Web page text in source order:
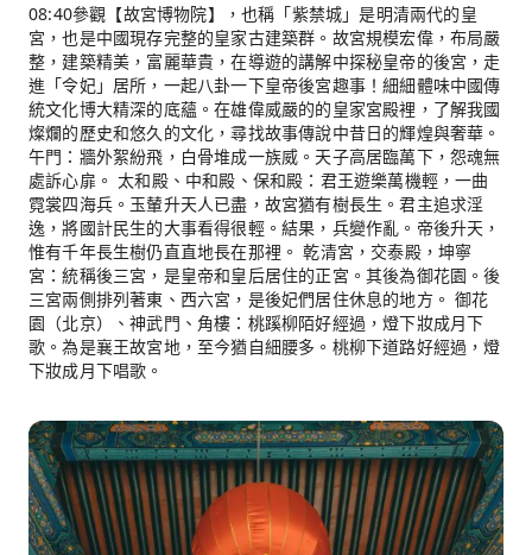
08:40參觀【故宮博物院】，也稱「紫禁城」是明清兩代的皇
宮，也是中國現存完整的皇家古建築群。故宮規模宏偉，布局嚴
整，建築精美，富麗華貴，在導遊的講解中探秘皇帝的後宮，走
進「令妃」居所，一起八卦一下皇帝後宮趣事！細細體味中國傳
統文化博大精深的底蘊。在雄偉威嚴的的皇家宮殿裡，了解我國
燦爛的歷史和悠久的文化，尋找故事傳說中昔日的輝煌與奢華。
午門：牆外絮紛飛，白骨堆成一族威。天子高居臨萬下，怨魂無
處訴心扉。 太和殿、中和殿、保和殿：君王遊樂萬機輕，一曲
霓裳四海兵。玉輦升天人已盡，故宮猶有樹長生。君主追求淫
逸，將國計民生的大事看得很輕。結果，兵變作亂。帝後升天，
惟有千年長生樹仍直直地長在那裡。 乾清宮，交泰殿，坤寧
宮：統稱後三宮，是皇帝和皇后居住的正宮。其後為御花園。後
三宮兩側排列著東、西六宮，是後妃們居住休息的地方。 御花
園（北京）、神武門、角樓：桃蹊柳陌好經過，燈下妝成月下
歌。為是襄王故宮地，至今猶自細腰多。桃柳下道路好經過，燈
下妝成月下唱歌。